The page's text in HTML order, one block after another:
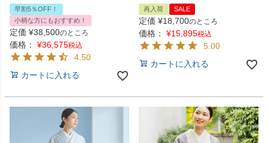
早割5％OFF！
小柄な方にもおすすめ！
定価 ¥38,500のところ
価格： ¥36,575税込
4.50
カートに入れる
再入荷 SALE
定価 ¥18,700のところ
価格： ¥15,895税込
5.00
カートに入れる